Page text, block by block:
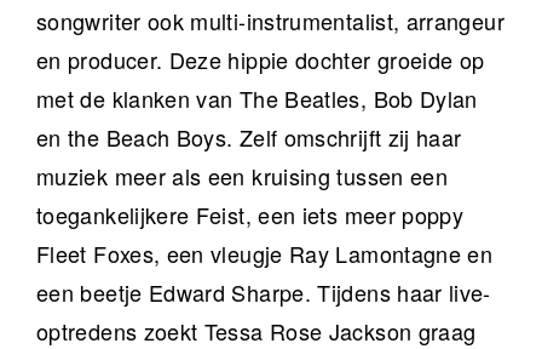
songwriter ook multi-instrumentalist, arrangeur
en producer. Deze hippie dochter groeide op
met de klanken van The Beatles, Bob Dylan
en the Beach Boys. Zelf omschrijft zij haar
muziek meer als een kruising tussen een
toegankelijkere Feist, een iets meer poppy
Fleet Foxes, een vleugje Ray Lamontagne en
een beetje Edward Sharpe. Tijdens haar live-
optredens zoekt Tessa Rose Jackson graag